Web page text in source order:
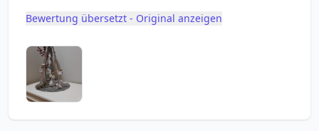
Bewertung übersetzt - Original anzeigen